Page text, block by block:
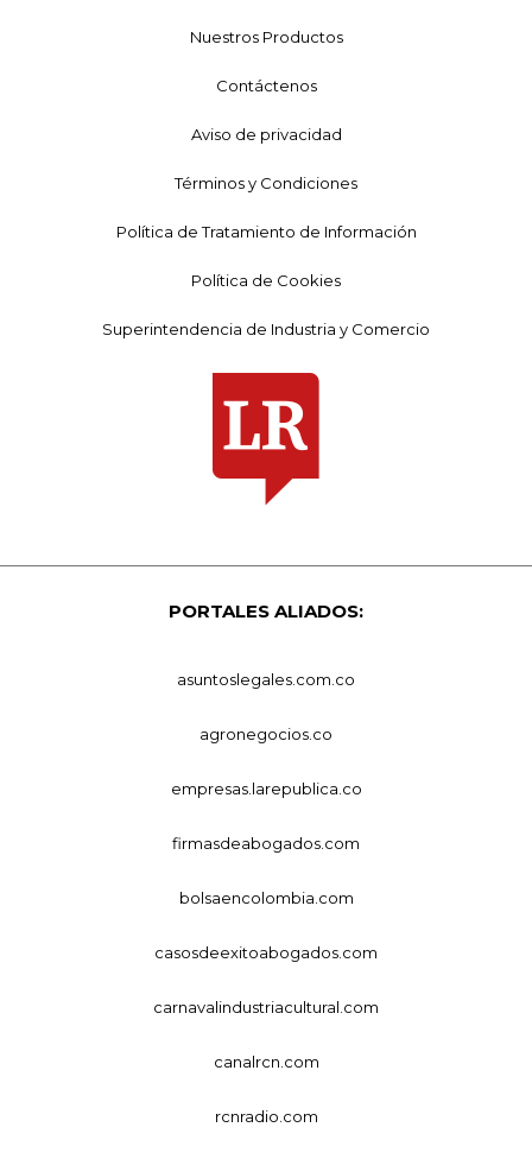
Nuestros Productos
Contáctenos
Aviso de privacidad
Términos y Condiciones
Política de Tratamiento de Información
Política de Cookies
Superintendencia de Industria y Comercio
PORTALES ALIADOS:
asuntoslegales.com.co
agronegocios.co
empresas.larepublica.co
firmasdeabogados.com
bolsaencolombia.com
casosdeexitoabogados.com
carnavalindustriacultural.com
canalrcn.com
rcnradio.com